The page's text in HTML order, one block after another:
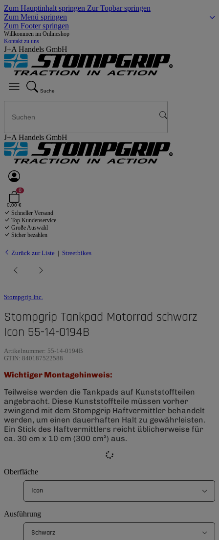
Zum Hauptinhalt springen Zur Topbar springen
Zum Menü springen
Zum Footer springen
Willkommen im Onlineshop
Kontakt zu uns
J+A Handels GmbH
Suche
J+A Handels GmbH
0
0,00 €
Schneller Versand
Top Kundenservice
Große Auswahl
Sicher bezahlen
Zurück zur Liste Streetbikes
Stompgrip Inc.
Stompgrip Tankpad Motorrad schwarz
Icon 55-14-0194B
Artikelnummer: 55-14-0194B
GTIN: 840187522588
Wichtiger Montagehinweis:
Teilweise werden die Tankpads auf Kunststoffteilen
angebracht. Diese Kunststoffteile müssen vorher
zwingend mit dem Stompgrip Haftvermittler behandelt
werden, um einen dauerhaften Halt zu gewährleisten.
Ein Stick des Haftvermittlers reicht üblicherweise für
ca. 30 cm x 10 cm (300 cm²) aus.
Oberfläche
Icon
Ausführung
Schwarz